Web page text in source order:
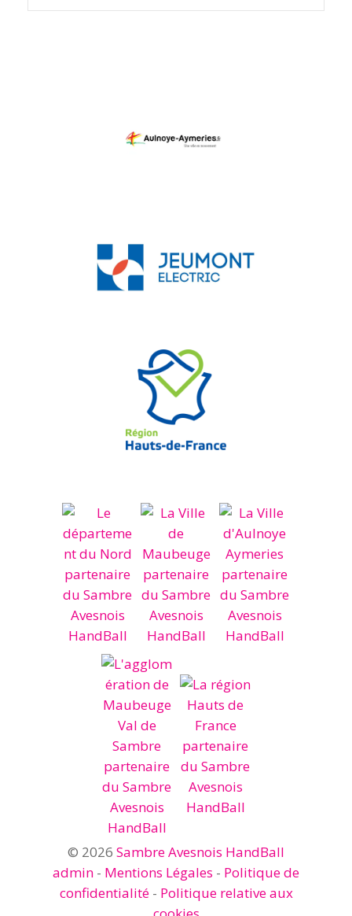
© 2026 Sambre Avesnois HandBall
admin - Mentions Légales - Politique de
confidentialité- Politique relative aux